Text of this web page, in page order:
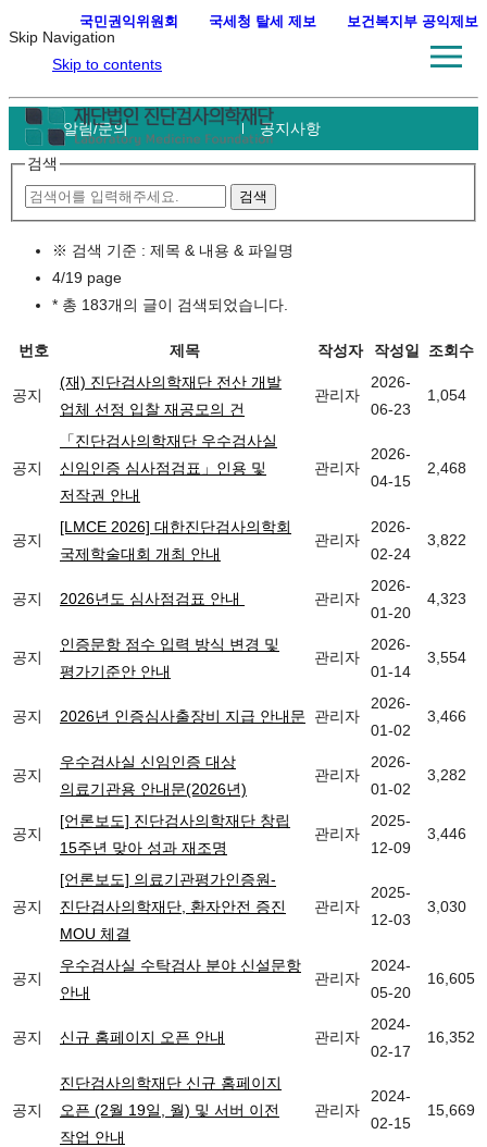
Skip Navigation
Skip to contents
알림/문의
공지사항
검색
※ 검색 기준 : 제목 & 내용 & 파일명
4/19 page
* 총 183개의 글이 검색되었습니다.
번호 제목 작성자 작성일 조회수
공지
(재) 진단검사의학재단 전산 개발
업체 선정 입찰 재공모의 건
관리자
2026-
06-23
1,054
공지
「진단검사의학재단 우수검사실
신임인증 심사점검표」인용 및
저작권 안내
관리자
2026-
04-15
2,468
공지
[LMCE 2026] 대한진단검사의학회
국제학술대회 개최 안내
관리자
2026-
02-24
3,822
공지 2026년도 심사점검표 안내 관리자
2026-
01-20
4,323
공지
인증문항 점수 입력 방식 변경 및
평가기준안 안내
관리자
2026-
01-14
3,554
공지 2026년 인증심사출장비 지급 안내문 관리자
2026-
01-02
3,466
공지
우수검사실 신임인증 대상
의료기관용 안내문(2026년)
관리자
2026-
01-02
3,282
공지
[언론보도] 진단검사의학재단 창립
15주년 맞아 성과 재조명
관리자
2025-
12-09
3,446
공지
[언론보도] 의료기관평가인증원-
진단검사의학재단, 환자안전 증진
MOU 체결
관리자
2025-
12-03
3,030
공지
우수검사실 수탁검사 분야 신설문항
안내
관리자
2024-
05-20
16,605
공지 신규 홈페이지 오픈 안내 관리자
2024-
02-17
16,352
공지
진단검사의학재단 신규 홈페이지
오픈 (2월 19일, 월) 및 서버 이전
작업 안내
관리자
2024-
02-15
15,669
국민권익위원회 국세청 탈세 제보 보건복지부 공익제보